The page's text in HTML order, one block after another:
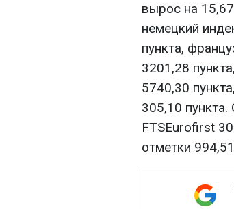
вырос на
немецкий
пункта,
3201,28
5740,30
305,10
FTSEurofirst
отметки